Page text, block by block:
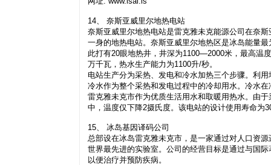
14、 奈斯亚威里尔地热电站
奈斯亚威里尔地热电站是雷克雅未克能源公司在奈
一身的地热电站。奈斯亚威里尔地热区是冰岛能量
此打有20眼地热井，井深为1100—2000米，最高温
万千瓦，热水生产能力为1100升/秒。
电站生产分为采热、发电和冷水加热三个步骤。利
冷水作为整个采热和发电过程中的冷却用水。冷水
雷克雅未克市作为优质生活用水和取暖用热水。由
中，温度仅下降2摄氏度。该电站的设计使用寿命为
15、 冰岛基因译码公司
总部设在冰岛雷克雅未克市，是一家通过对人口资
世界最先进的实验室。公司的经营目标是通过与国
以便治疗并预防疾病。